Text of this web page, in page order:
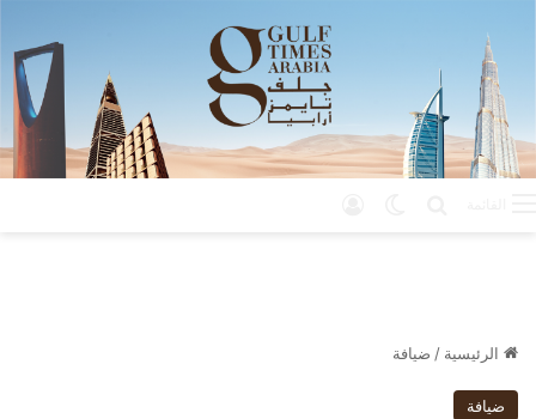
الرئيسية / ضيافة
ضيافة